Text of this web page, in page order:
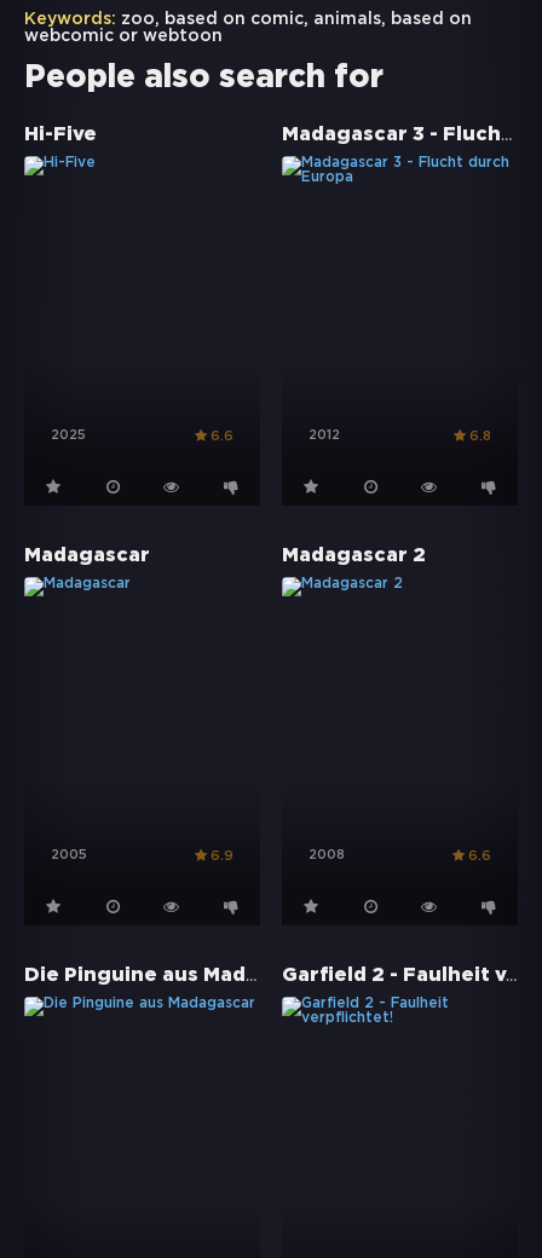
Keywords: zoo, based on comic, animals, based on
webcomic or webtoon
People also search for
Hi-Five
2025 6.6
Madagascar 3 - Flucht durch Europa
2012 6.8
Madagascar
2005 6.9
Madagascar 2
2008 6.6
Die Pinguine aus Madagascar Garfield 2 - Faulheit verpflichtet!